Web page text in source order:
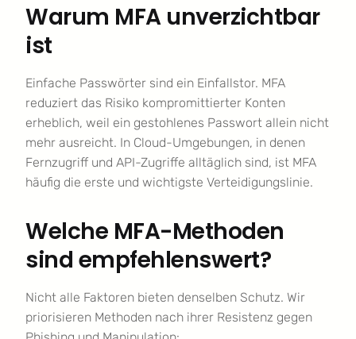
Warum MFA unverzichtbar
ist
Einfache Passwörter sind ein Einfallstor. MFA
reduziert das Risiko kompromittierter Konten
erheblich, weil ein gestohlenes Passwort allein nicht
mehr ausreicht. In Cloud-Umgebungen, in denen
Fernzugriff und API-Zugriffe alltäglich sind, ist MFA
häufig die erste und wichtigste Verteidigungslinie.
Welche MFA-Methoden
sind empfehlenswert?
Nicht alle Faktoren bieten denselben Schutz. Wir
priorisieren Methoden nach ihrer Resistenz gegen